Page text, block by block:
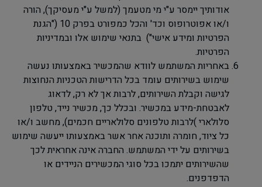
אודותיך יימסר ע"י מי מטעמך (למשל ע"י מעסיקך), הורה
ו/או אפוטרופוס וכד' והכל כמפורט בפרק 10 ("הגנת
הפרטיות ומידע אישי") בתנאי שימוש אלו ובמדיניות
הפרטיות.
באחריות המשתמש לוודא שהמכשיר באמצעותו נעשה
שימוש בשירותים עומד בכל הדרישות הטכניות הנחוצות
לגישה וקבלת השירותים, לרבות אך לא רק, לדאוג
לאבטחת-מידע במכשיר. ובכלל כך, מכשיר נייד, טלפון
סלולארי(לרבות טלפונים סלולאריים חכמים), מחשב ו/או
כל ציוד, חומרה ותוכנה אחר אשר באמצעותו ייעשה שימוש
בשירותים על ידי המשתמש. החברה אינה אחראית לכך
שהשירותים יתמכו בכל סוגי המכשירים הניידים או
הדפדפנים.